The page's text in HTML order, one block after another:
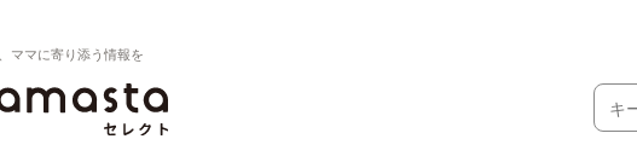
ママに寄り添う情報を